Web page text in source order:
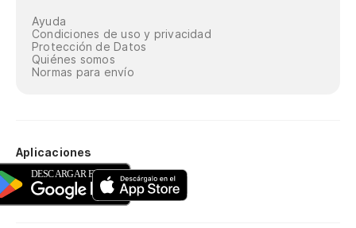
Ayuda
Condiciones de uso y privacidad
Protección de Datos
Quiénes somos
Normas para envío
Aplicaciones